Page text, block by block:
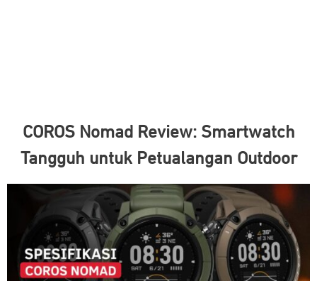
COROS Nomad Review: Smartwatch
Tangguh untuk Petualangan Outdoor